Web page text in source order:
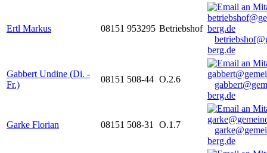
Ertl Markus 08151 953295 Betriebshof
berg.de
Gabbert Undine (Di. -
Fr.)
08151 508-44 O.2.6
berg.de
Garke Florian 08151 508-31 O.1.7
berg.de